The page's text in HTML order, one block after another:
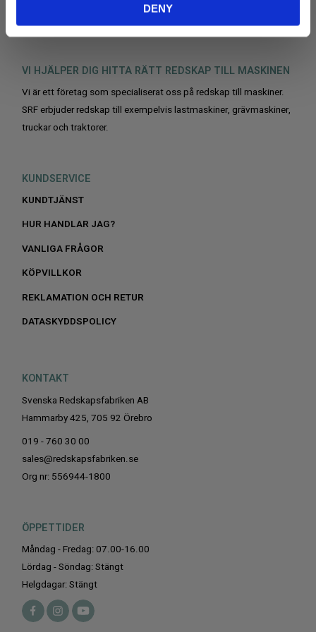
DENY
VI HJÄLPER DIG HITTA RÄTT REDSKAP TILL MASKINEN
Vi är ett företag som specialiserat oss på redskap till maskiner.
SRF erbjuder redskap till exempelvis lastmaskiner, grävmaskiner,
truckar och traktorer.
KUNDSERVICE
KUNDTJÄNST
HUR HANDLAR JAG?
VANLIGA FRÅGOR
KÖPVILLKOR
REKLAMATION OCH RETUR
DATASKYDDSPOLICY
KONTAKT
Svenska Redskapsfabriken AB
Hammarby 425, 705 92 Örebro
019 - 760 30 00
sales@redskapsfabriken.se
Org nr: 556944-1800
ÖPPETTIDER
Måndag - Fredag: 07.00-16.00
Lördag - Söndag: Stängt
Helgdagar: Stängt